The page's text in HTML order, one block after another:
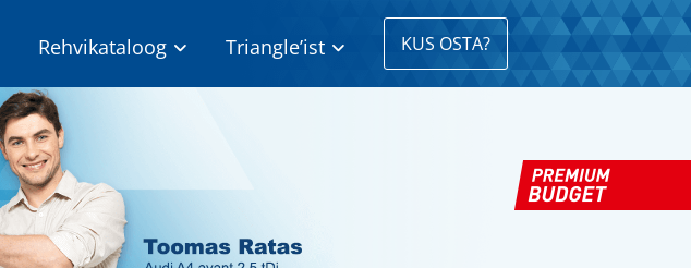
Rehvikataloog Triangle’ist KUS OSTA?